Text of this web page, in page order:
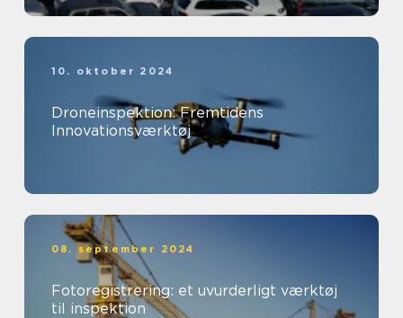
10. oktober 2024
Droneinspektion: Fremtidens
Innovationsværktøj
08. september 2024
Fotoregistrering: et uvurderligt værktøj
til inspektion